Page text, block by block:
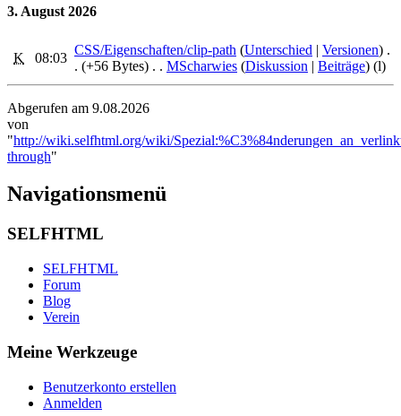
3. August 2026
K 08:03
CSS/Eigenschaften/clip-path ‎ (Unterschied | Versionen) .
. (+56 Bytes) . . MScharwies (Diskussion | Beiträge) (l)
Abgerufen am 9.08.2026
von
"http://wiki.selfhtml.org/wiki/
through"
Navigationsmenü
SELFHTML
SELFHTML
Forum
Blog
Verein
Meine Werkzeuge
Benutzerkonto erstellen
Anmelden